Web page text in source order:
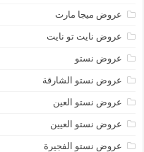
عروض ميجا مارت
عروض نايت تو نايت
عروض نستو
عروض نستو الشارقة
عروض نستو العين
عروض نستو العيين
عروض نستو الفجيرة